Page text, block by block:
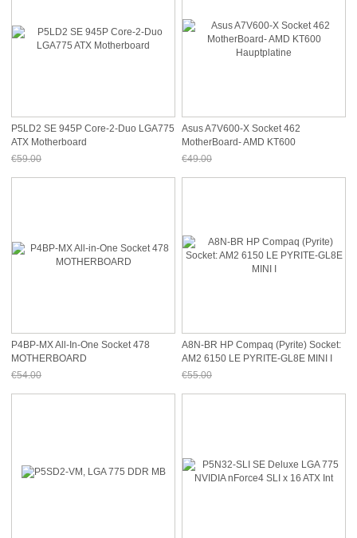
P5LD2 SE 945P Core-2-Duo LGA775
ATX Motherboard
€59.00
Asus A7V600-X Socket 462
MotherBoard- AMD KT600
Hauptplatine
€49.00
P4BP-MX All-In-One Socket 478
MOTHERBOARD
€54.00
A8N-BR HP Compaq (Pyrite) Socket:
AM2 6150 LE PYRITE-GL8E MINI I
€55.00